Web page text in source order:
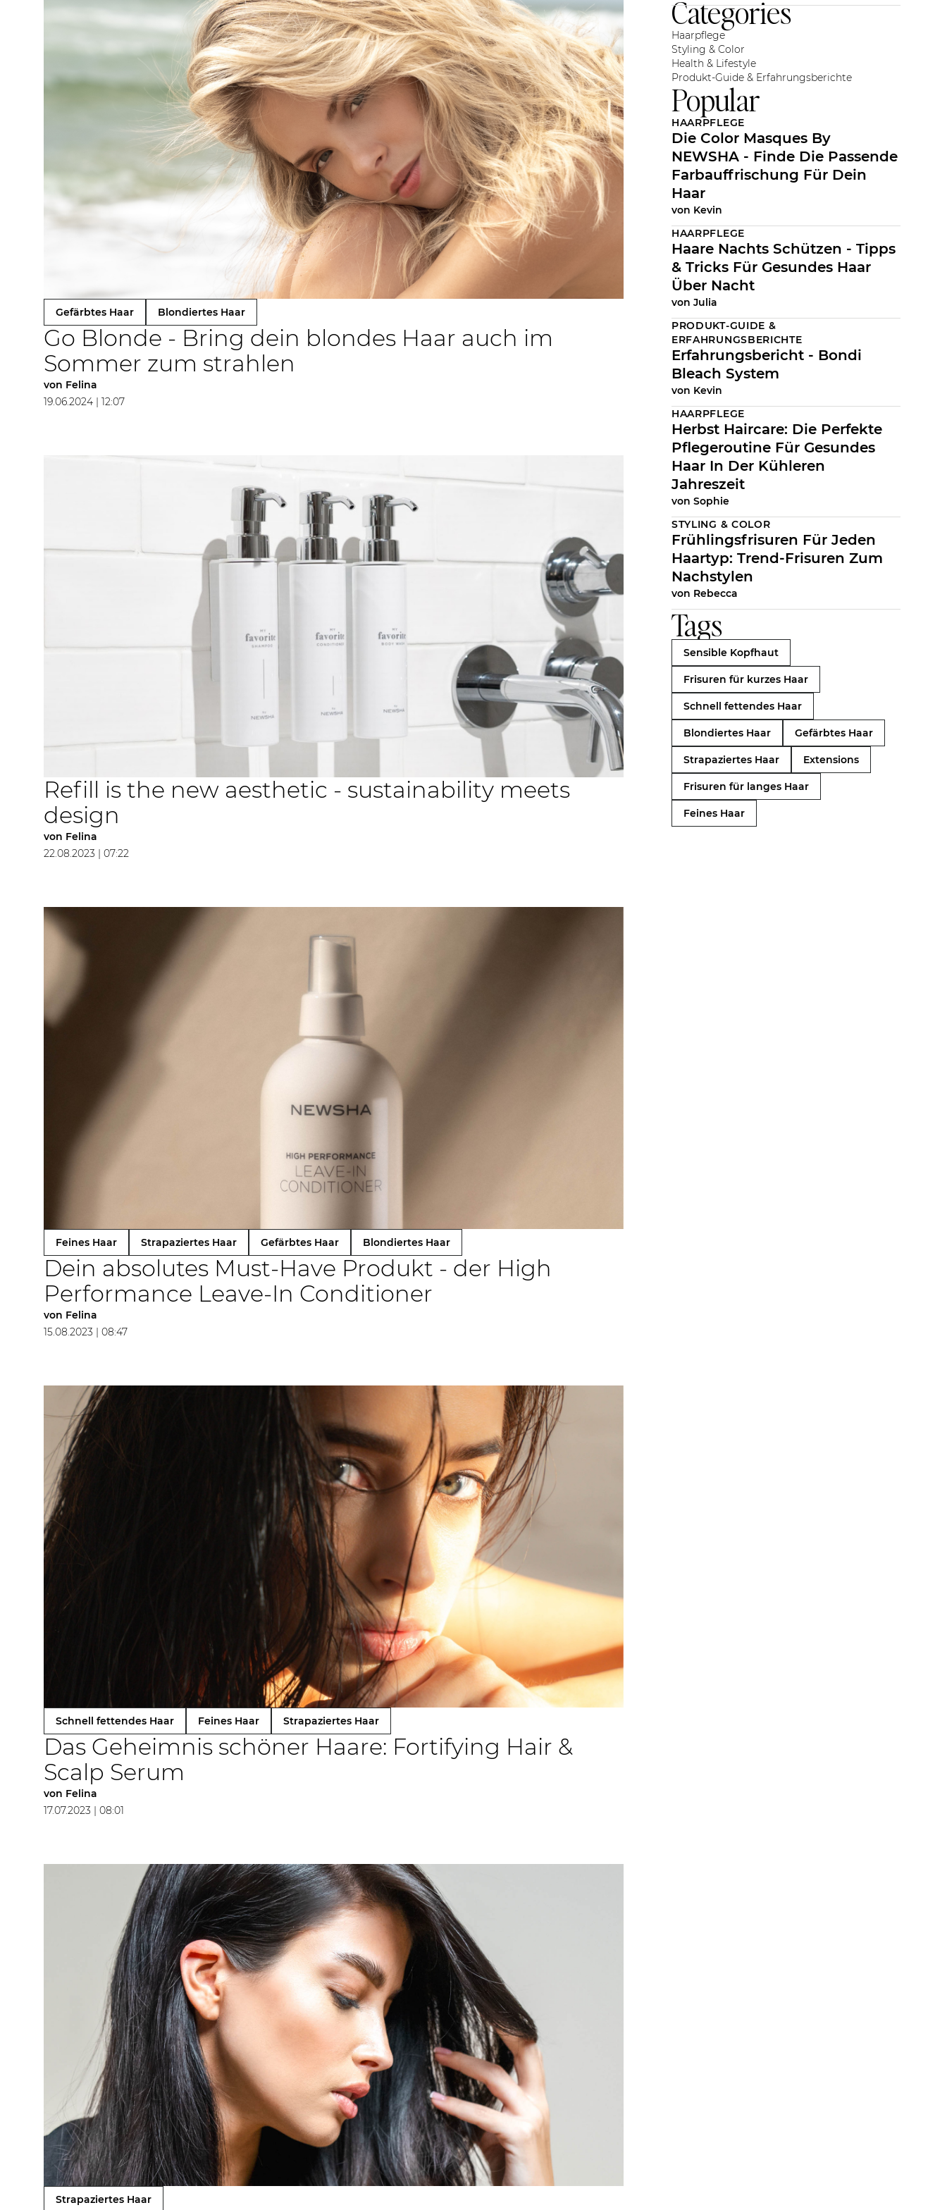
Categories
Haarpflege
Styling & Color
Health & Lifestyle
Produkt-Guide & Erfahrungsberichte
Popular
HAARPFLEGE
Die Color Masques By
NEWSHA - Finde Die Passende
Farbauffrischung Für Dein
Haar
von Kevin
HAARPFLEGE
Haare Nachts Schützen - Tipps
& Tricks Für Gesundes Haar
Über Nacht
von Julia
PRODUKT-GUIDE &
ERFAHRUNGSBERICHTE
Erfahrungsbericht - Bondi
Bleach System
von Kevin
HAARPFLEGE
Herbst Haircare: Die Perfekte
Pflegeroutine Für Gesundes
Haar In Der Kühleren
Jahreszeit
von Sophie
STYLING & COLOR
Frühlingsfrisuren Für Jeden
Haartyp: Trend-Frisuren Zum
Nachstylen
von Rebecca
Tags
Sensible Kopfhaut
Frisuren für kurzes Haar
Schnell fettendes Haar
Blondiertes Haar Gefärbtes Haar
Strapaziertes Haar Extensions
Frisuren für langes Haar
Feines Haar
Gefärbtes Haar Blondiertes Haar
Go Blonde - Bring dein blondes Haar auch im
Sommer zum strahlen
von Felina
19.06.2024 | 12:07
Refill is the new aesthetic - sustainability meets
design
von Felina
22.08.2023 | 07:22
Feines Haar Strapaziertes Haar Gefärbtes Haar Blondiertes Haar
Dein absolutes Must-Have Produkt - der High
Performance Leave-In Conditioner
von Felina
15.08.2023 | 08:47
Schnell fettendes Haar Feines Haar Strapaziertes Haar
Das Geheimnis schöner Haare: Fortifying Hair &
Scalp Serum
von Felina
17.07.2023 | 08:01
Strapaziertes Haar